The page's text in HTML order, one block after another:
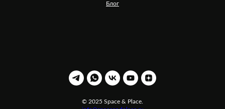
Блог
© 2025 Space & Place.